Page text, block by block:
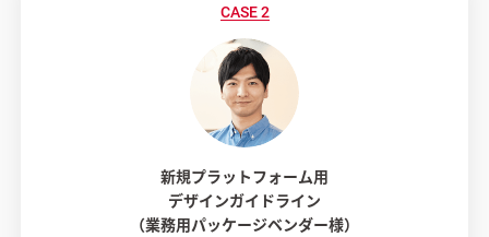
新規プラットフォーム用
デザインガイドライン
（業務用パッケージベンダー様）